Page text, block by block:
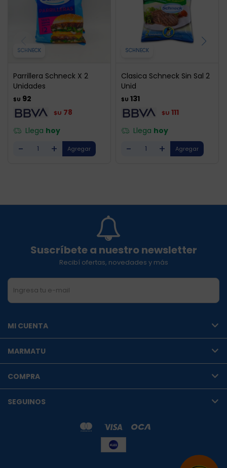
SCHNECK
Parrillera Schneck X 2
Unidades
$U 92
$U 78
Llega hoy
- +
SCHNECK
Clasica Schneck Sin Sal 2
Unid
$U 131
$U 111
Llega hoy
- +
Suscríbete a nuestro newsletter
Recibí ofertas, novedades y más
MI CUENTA
MARMATU
COMPRA
SEGUINOS